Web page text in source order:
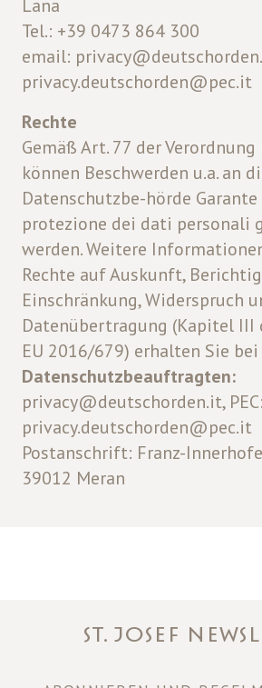
Lana
Tel.: +39 0473 864 300
email:
privacy.deutschorden@pec.it
Rechte
Gemäß Art. 77 der
können Beschwerden u.a. an
Datenschutzbe-hörde
protezione dei dati personali
werden. Weitere
Rechte auf Auskunft,
Einschränkung, Widerspruch
Datenübertragung (Kapitel III
EU 2016/679) erhalten Sie
Datenschutzbeauftragten:
privacy@deutschorden.it, PEC:
privacy.deutschorden@pec.it
Postanschrift: Franz-
39012 Meran
ST. JOSEF